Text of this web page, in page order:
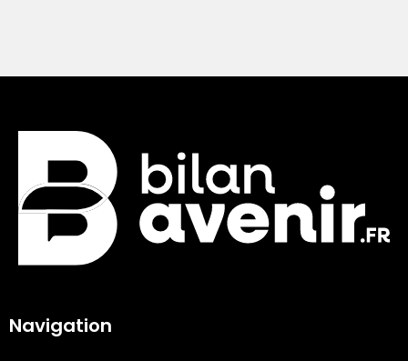
Navigation